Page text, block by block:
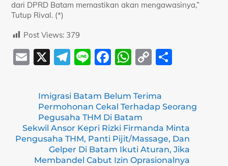
dari DPRD Batam memastikan akan mengawasinya,”
Tutup Rival. (*)
Post Views: 379
E
ai
X
T
e
gr
a
m
Li
e
F
c
e
b
o
o
W
at
s
A
p
p
C
p
y
Li
n
k
e
Imigrasi Batam Belum Terima
Permohonan Cekal Terhadap Seorang
Pegusaha THM Di Batam
Sekwil Ansor Kepri Rizki Firmanda Minta
Pengusaha THM, Panti Pijit/Massage, Dan
Gelper Di Batam Ikuti Aturan, Jika
Membandel Cabut Izin Oprasionalnya